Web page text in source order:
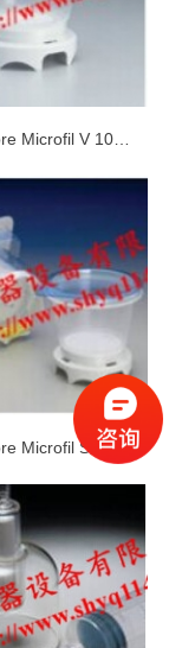
美国Millipore Microfil S过滤装置